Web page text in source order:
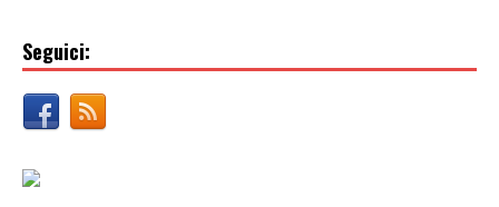
Seguici: